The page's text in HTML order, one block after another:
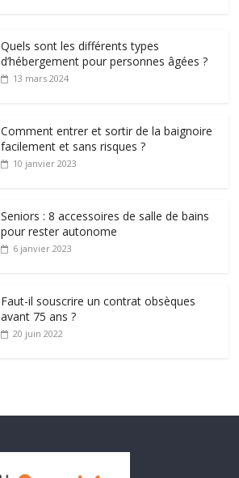
Quels sont les différents types
d’hébergement pour personnes âgées ?
13 mars 2024
Comment entrer et sortir de la baignoire
facilement et sans risques ?
10 janvier 2023
Seniors : 8 accessoires de salle de bains
pour rester autonome
6 janvier 2023
Faut-il souscrire un contrat obsèques
avant 75 ans ?
20 juin 2022